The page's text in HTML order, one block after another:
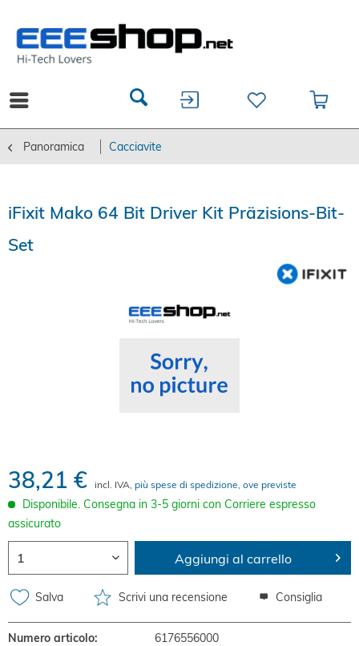
Panoramica Cacciavite
iFixit Mako 64 Bit Driver Kit Präzisions-Bit-
Set
38,21 € incl. IVA, più spese di spedizione, ove previste
Disponibile. Consegna in 3-5 giorni con Corriere espresso
assicurato
Aggiungi al carrello
Salva Scrivi una recensione Consiglia
Numero articolo:
6176556000